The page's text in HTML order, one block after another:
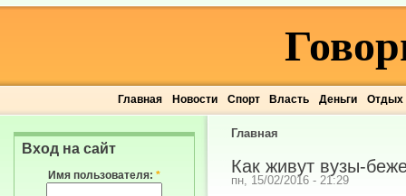
Главная Новости Спорт Власть Деньги Отдых
Главная
Как живут вузы-
пн, 15/02/2016 - 21:29
Вход на сайт
Имя пользователя: *